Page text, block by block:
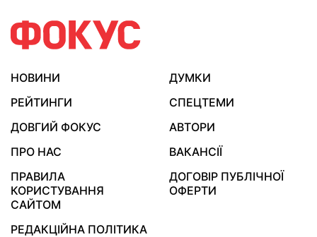
НОВИНИ
ДУМКИ
РЕЙТИНГИ
СПЕЦТЕМИ
ДОВГИЙ ФОКУС
АВТОРИ
ПРО НАС
ВАКАНСІЇ
ПРАВИЛА
КОРИСТУВАННЯ
САЙТОМ
ДОГОВІР ПУБЛІЧНОЇ
ОФЕРТИ
РЕДАКЦІЙНА ПОЛІТИКА